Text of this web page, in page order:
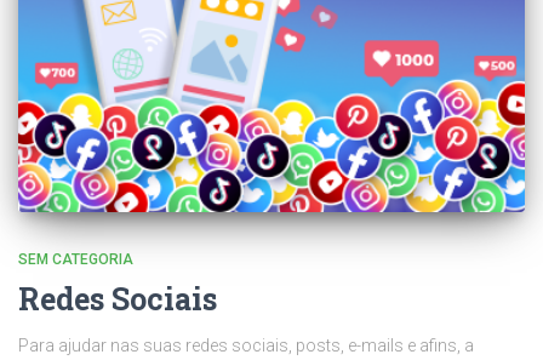
SEM CATEGORIA
Redes Sociais
Para ajudar nas suas redes sociais, posts, e-mails e afins, a